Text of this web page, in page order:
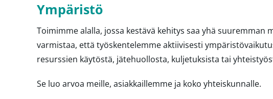
Ympäristö
Toimimme alalla, jossa kestävä kehitys saa yhä suuremman
varmistaa, että työskentelemme aktiivisesti
resurssien käytöstä, jätehuollosta, kuljetuksista tai
Se luo arvoa meille, asiakkaillemme ja koko yhteiskunnalle.